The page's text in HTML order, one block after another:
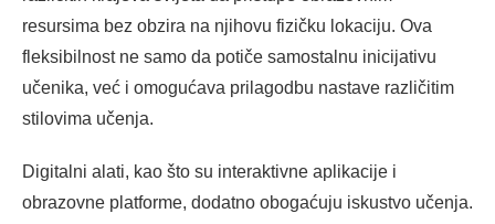
resursima bez obzira na njihovu fizičku lokaciju. Ova
fleksibilnost ne samo da potiče samostalnu inicijativu
učenika, već i omogućava prilagodbu nastave različitim
stilovima učenja.
Digitalni alati, kao što su interaktivne aplikacije i
obrazovne platforme, dodatno obogaćuju iskustvo učenja.